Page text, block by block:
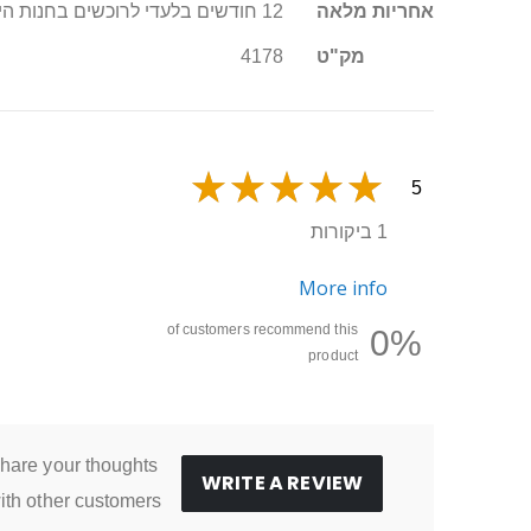
מידע
אחריות מלאה 12 חודשים בלעדי לרוכשים בחנות היבואן סופר טויס
מק"ט 4178
5
1 ביקורות
More info
0%
of customers recommend this
product
WRITE A REVIEW
your thoughts
other customers